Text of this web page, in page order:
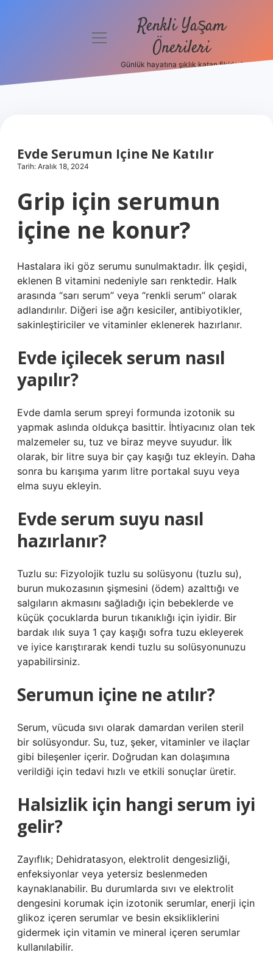
menüyü
Renkli Yaşam
Önerileri
Günlük hayatına şıklık katan fikirler!
Evde Serumun Içine Ne Katılır
Tarih: Aralık 18, 2024
Grip için serumun
içine ne konur?
Hastalara iki göz serumu sunulmaktadır. İlk çeşidi,
eklenen B vitamini nedeniyle sarı renktedir. Halk
arasında “sarı serum” veya “renkli serum” olarak
adlandırılır. Diğeri ise ağrı kesiciler, antibiyotikler,
sakinleştiriciler ve vitaminler eklenerek hazırlanır.
Evde içilecek serum nasıl
yapılır?
Evde damla serum spreyi formunda izotonik su
yapmak aslında oldukça basittir. İhtiyacınız olan tek
malzemeler su, tuz ve biraz meyve suyudur. İlk
olarak, bir litre suya bir çay kaşığı tuz ekleyin. Daha
sonra bu karışıma yarım litre portakal suyu veya
elma suyu ekleyin.
Evde serum suyu nasıl
hazırlanır?
Tuzlu su: Fizyolojik tuzlu su solüsyonu (tuzlu su),
burun mukozasının şişmesini (ödem) azalttığı ve
salgıların akmasını sağladığı için bebeklerde ve
küçük çocuklarda burun tıkanıklığı için iyidir. Bir
bardak ılık suya 1 çay kaşığı sofra tuzu ekleyerek
ve iyice karıştırarak kendi tuzlu su solüsyonunuzu
yapabilirsiniz.
Serumun içine ne atılır?
Serum, vücuda sıvı olarak damardan verilen steril
bir solüsyondur. Su, tuz, şeker, vitaminler ve ilaçlar
gibi bileşenler içerir. Doğrudan kan dolaşımına
verildiği için tedavi hızlı ve etkili sonuçlar üretir.
Halsizlik için hangi serum iyi
gelir?
Zayıflık; Dehidratasyon, elektrolit dengesizliği,
enfeksiyonlar veya yetersiz beslenmeden
kaynaklanabilir. Bu durumlarda sıvı ve elektrolit
dengesini korumak için izotonik serumlar, enerji için
glikoz içeren serumlar ve besin eksikliklerini
gidermek için vitamin ve mineral içeren serumlar
kullanılabilir.